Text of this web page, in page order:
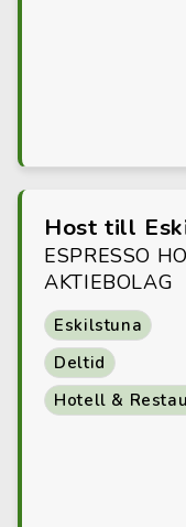
Host till
ESPRESSO
AKTIEBOLAG
Eskilstuna
Deltid
Hotell &